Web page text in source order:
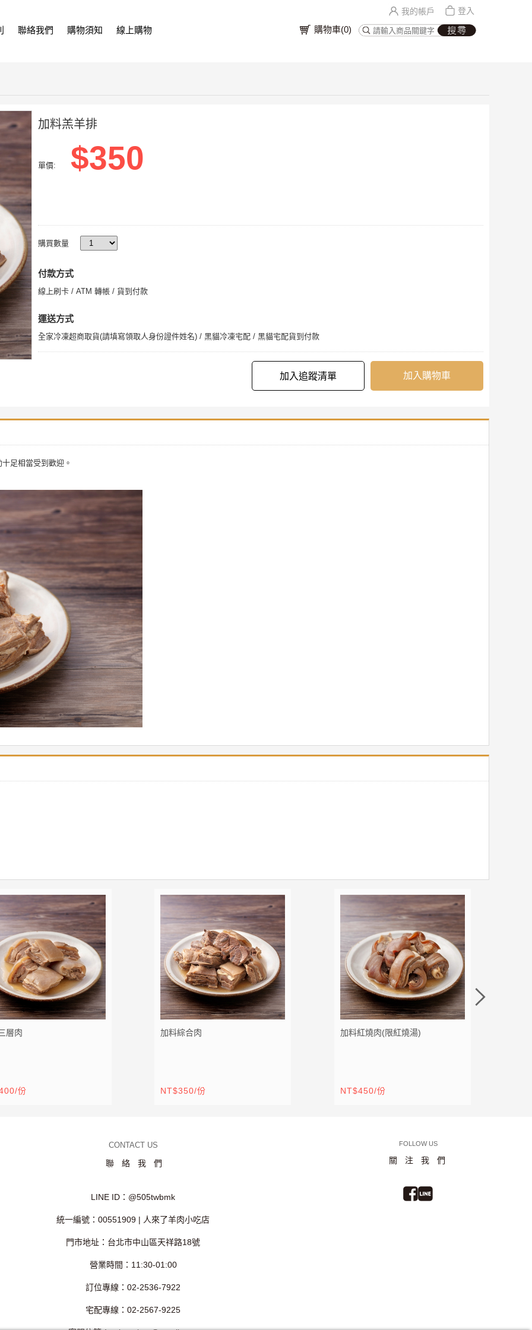
／
我的帳戶
／
登入
購物車(0)
聯絡我們 購物須知 線上購物
加料羔羊排
單價: $350
購買數量
付款方式
線上刷卡 / ATM 轉帳 / 貨到付款
運送方式
全家冷凍超商取貨(請填寫領取人身份證件姓名) / 黑貓冷凍宅配 / 黑貓宅配貨到付款
加入購物車
加入追蹤清單
足相當受到歡迎。
層肉
份
加料綜合肉
NT$350/份
加料紅燒肉(限紅燒湯)
NT$450/份
CONTACT US
聯絡我們
LINE ID：@505twbmk
統一編號：00551909 | 人來了羊肉小吃店
門市地址：台北市中山區天祥路18號
營業時間：11:30-01:00
訂位專線：02-2536-7922
宅配專線：02-2567-9225
FOLLOW US
關注我們